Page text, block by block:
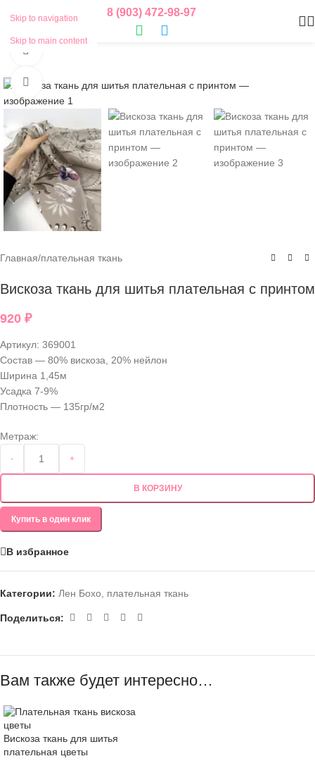
Skip to navigation
Skip to main content
8 (903) 472-98-97
Нажмите, чтобы увеличить
Главная/плательная ткань
Вискоза ткань для шитья плательная с принтом
920 ₽
Артикул: 369001
Состав — 80% вискоза, 20% нейлон
Ширина 1,45м
Усадка 7-9%
Плотность — 135гр/м2
Метраж:
- +
В КОРЗИНУ
Купить в один клик
В избранное
Категории: Лен Бохо, плательная ткань
Поделиться:
Вам также будет интересно…
Вискоза ткань для шитья
плательная цветы